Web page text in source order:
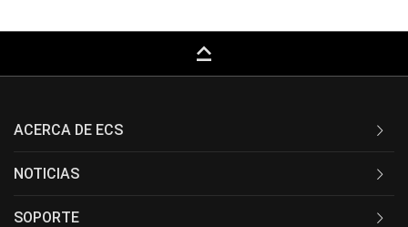
keyboard_capslock
ACERCA DE ECS
NOTICIAS
SOPORTE